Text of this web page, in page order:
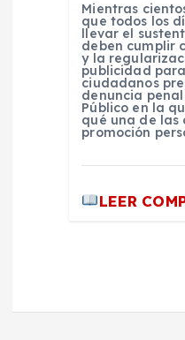
Mientras
que todos los
llevar el
deben cumplir
y la
publicidad
ciudadanos
denuncia
Público en la
qué una de las
promoción
LEER